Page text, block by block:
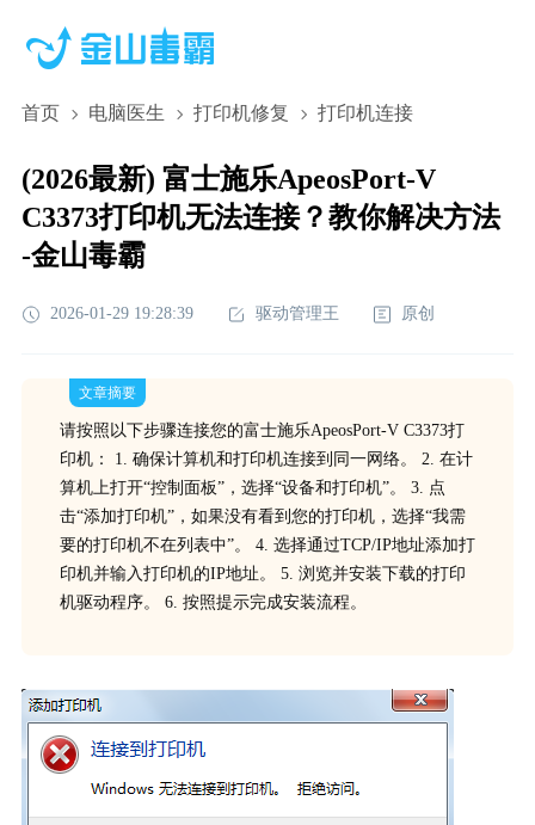
首页 电脑医生 打印机修复 打印机连接
(2026最新) 富士施乐ApeosPort-V
C3373打印机无法连接？教你解决方法
-金山毒霸
2026-01-29 19:28:39 驱动管理王 原创
文章摘要
请按照以下步骤连接您的富士施乐ApeosPort-V C3373打
印机： 1. 确保计算机和打印机连接到同一网络。 2. 在计
算机上打开“控制面板”，选择“设备和打印机”。 3. 点
击“添加打印机”，如果没有看到您的打印机，选择“我需
要的打印机不在列表中”。 4. 选择通过TCP/IP地址添加打
印机并输入打印机的IP地址。 5. 浏览并安装下载的打印
机驱动程序。 6. 按照提示完成安装流程。